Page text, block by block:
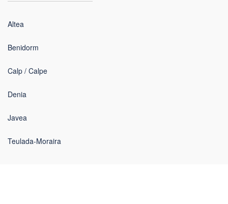
Altea
Benidorm
Calp / Calpe
Denia
Javea
Teulada-Moraira